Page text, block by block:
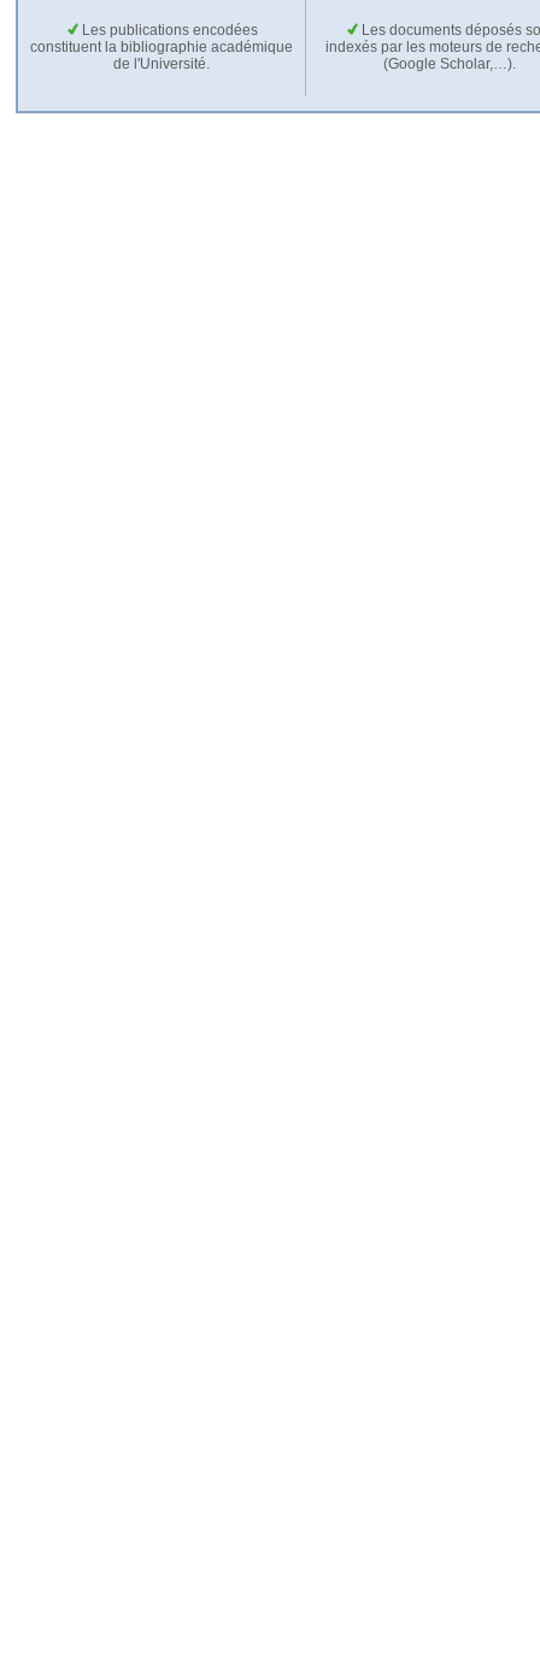
Les publications encodées
constituent la bibliographie académique
de l'Université.
Les documents déposés
indexés par les moteurs de
(Google Scholar,…).